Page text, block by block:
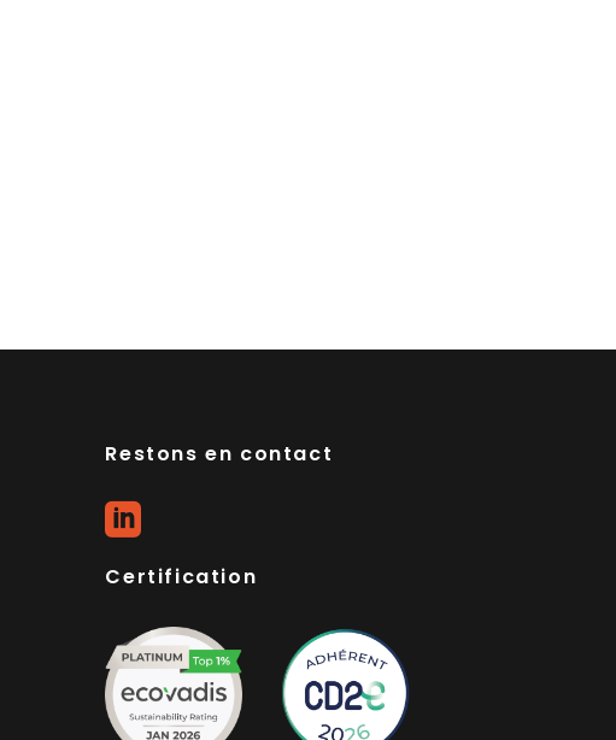
Restons en contact
Certification